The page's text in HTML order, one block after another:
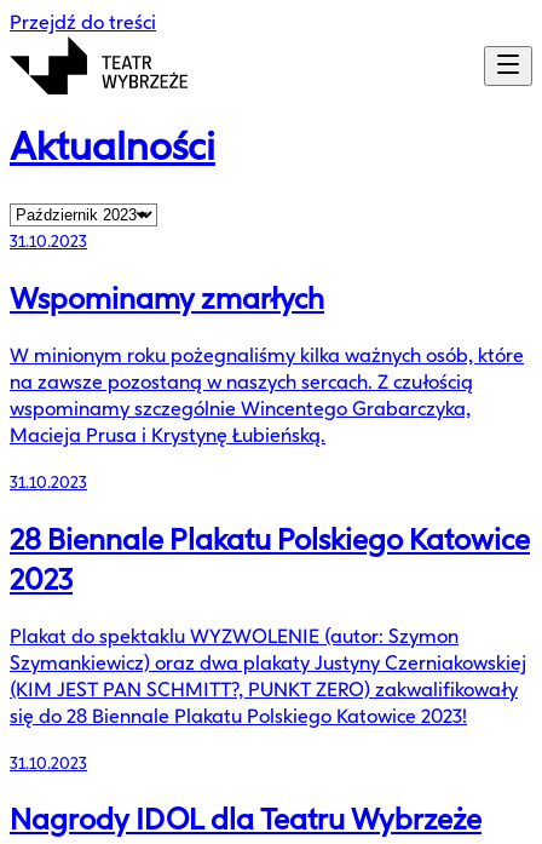
Przejdź do treści
Aktualności
31.10.2023
Wspominamy zmarłych
W minionym roku pożegnaliśmy kilka ważnych osób, które
na zawsze pozostaną w naszych sercach. Z czułością
wspominamy szczególnie Wincentego Grabarczyka,
Macieja Prusa i Krystynę Łubieńską.
31.10.2023
28 Biennale Plakatu Polskiego Katowice
2023
Plakat do spektaklu WYZWOLENIE (autor: Szymon
Szymankiewicz) oraz dwa plakaty Justyny Czerniakowskiej
(KIM JEST PAN SCHMITT?, PUNKT ZERO) zakwalifikowały
się do 28 Biennale Plakatu Polskiego Katowice 2023!
31.10.2023
Nagrody IDOL dla Teatru Wybrzeże